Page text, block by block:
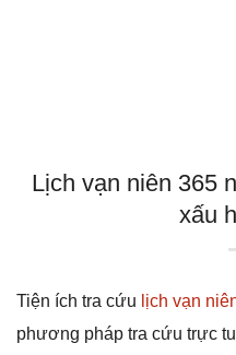
Lịch vạn niên 365
xấu
Tiện ích tra cứu lịch vạn
phương pháp tra cứu trực